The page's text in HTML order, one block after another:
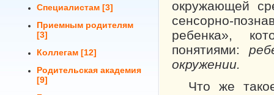
Специалистам [3]
Приемным родителям
[3]
Коллегам [12]
Родительская академия
[9]
окружающей
сенсорно-
ребенка»,
понятиями:
окружении.
Что же